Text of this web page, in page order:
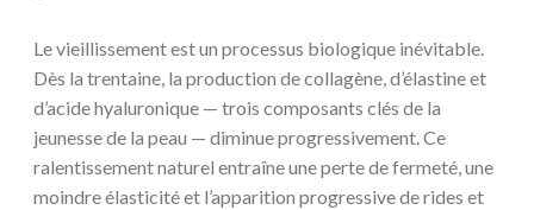
Le vieillissement est un processus biologique inévitable.
Dès la trentaine, la production de collagène, d’élastine et
d’acide hyaluronique — trois composants clés de la
jeunesse de la peau — diminue progressivement. Ce
ralentissement naturel entraîne une perte de fermeté, une
moindre élasticité et l’apparition progressive de rides et